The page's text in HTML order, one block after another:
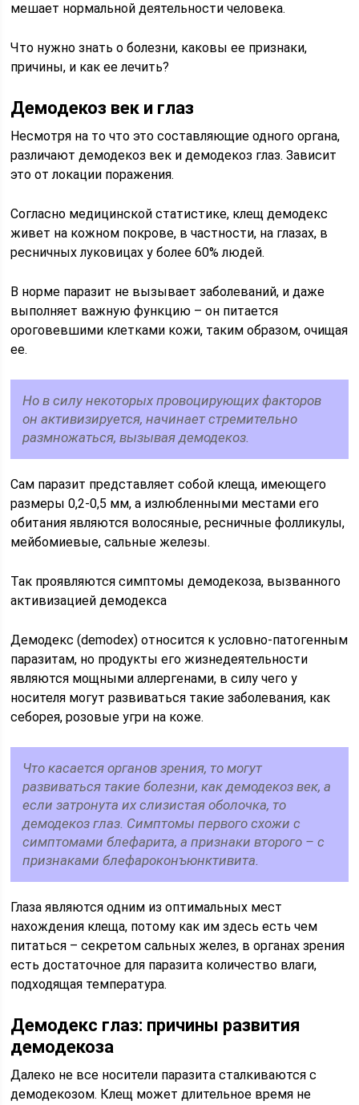
мешает нормальной деятельности человека.
Что нужно знать о болезни, каковы ее признаки,
причины, и как ее лечить?
Демодекоз век и глаз
Несмотря на то что это составляющие одного органа,
различают демодекоз век и демодекоз глаз. Зависит
это от локации поражения.
Согласно медицинской статистике, клещ демодекс
живет на кожном покрове, в частности, на глазах, в
ресничных луковицах у более 60% людей.
В норме паразит не вызывает заболеваний, и даже
выполняет важную функцию – он питается
ороговевшими клетками кожи, таким образом, очищая
ее.
Но в силу некоторых провоцирующих факторов
он активизируется, начинает стремительно
размножаться, вызывая демодекоз.
Сам паразит представляет собой клеща, имеющего
размеры 0,2-0,5 мм, а излюбленными местами его
обитания являются волосяные, ресничные фолликулы,
мейбомиевые, сальные железы.
Так проявляются симптомы демодекоза, вызванного
активизацией демодекса
Демодекс (demodex) относится к условно-патогенным
паразитам, но продукты его жизнедеятельности
являются мощными аллергенами, в силу чего у
носителя могут развиваться такие заболевания, как
себорея, розовые угри на коже.
Что касается органов зрения, то могут
развиваться такие болезни, как демодекоз век, а
если затронута их слизистая оболочка, то
демодекоз глаз. Симптомы первого схожи с
симптомами блефарита, а признаки второго – с
признаками блефароконъюнктивита.
Глаза являются одним из оптимальных мест
нахождения клеща, потому как им здесь есть чем
питаться – секретом сальных желез, в органах зрения
есть достаточное для паразита количество влаги,
подходящая температура.
Демодекс глаз: причины развития
демодекоза
Далеко не все носители паразита сталкиваются с
демодекозом. Клещ может длительное время не